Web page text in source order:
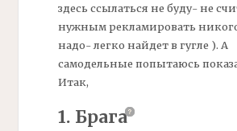
здесь ссылаться не буду- не
нужным рекламировать
надо- легко найдет в гугле ). А
самодельные попытаюсь
Итак,
1. Брага